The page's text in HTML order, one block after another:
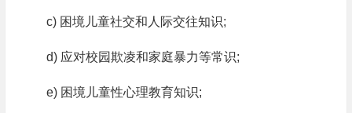
c) 困境儿童社交和人际交往知识;
d) 应对校园欺凌和家庭暴力等常识;
e) 困境儿童性心理教育知识;